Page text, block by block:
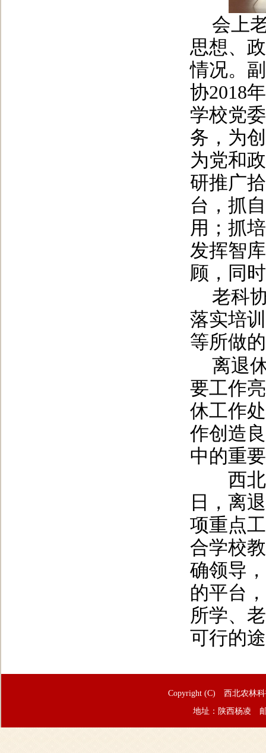
会上
思想、
情况。
协2018
学校党
务，为
为党和
研推广
台，抓
用；抓
发挥智
顾，同
老科
落实培
等所做
离退
要工作
休工作
作创造
中的重
西北农
日，离
项重点
合学校
确领导
的平台
所学、
可行的
Copyright (C) 西北农林
地址：陕西杨凌